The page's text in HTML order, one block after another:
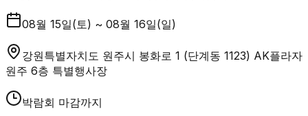
08월 15일(토) ~ 08월 16일(일)
강원특별자치도 원주시 봉화로 1 (단계동 1123) AK플라자
원주 6층 특별행사장
박람회 마감까지